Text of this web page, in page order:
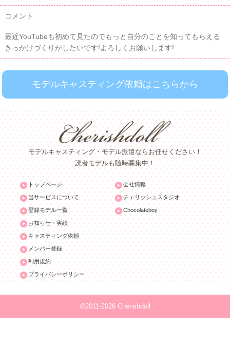
コメント
最近YouTubeも初めて見たのでもっと自分のことを知ってもらえる
きっかけづくりがしたいです!よろしくお願いします!
モデルキャスティング依頼はこちらから
モデルキャスティング・モデル派遣ならお任せください！
読者モデルも随時募集中！
トップページ
当サービスについて
登録モデル一覧
お知らせ・実績
キャスティング依頼
メンバー登録
利用規約
プライバシーポリシー
会社情報
チェリッシュスタジオ
Chocolateboy
©2011-2026 Cherishdoll